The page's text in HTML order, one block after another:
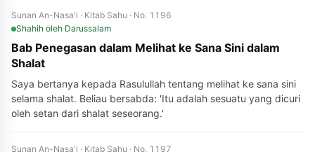
Sunan An-Nasa'i · Kitab Sahu · No. 1196
Shahih oleh Darussalam
Bab Penegasan dalam Melihat ke Sana Sini dalam
Shalat
Saya bertanya kepada Rasulullah tentang melihat ke sana sini
selama shalat. Beliau bersabda: 'Itu adalah sesuatu yang dicuri
oleh setan dari shalat seseorang.'
Sunan An-Nasa'i · Kitab Sahu · No. 1197